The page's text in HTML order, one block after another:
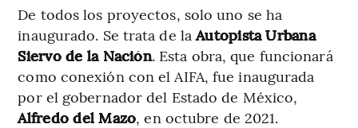
De todos los proyectos, solo uno se ha
inaugurado. Se trata de laAutopista Urbana
Siervo de la Nación. Esta obra, que funcionará
como conexión con el AIFA, fue inaugurada
por el gobernador del Estado de México,
Alfredo del Mazo, en octubre de 2021.